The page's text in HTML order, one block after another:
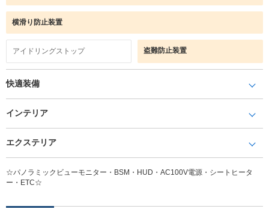
横滑り防止装置
アイドリングストップ 盗難防止装置
快適装備
インテリア
エクステリア
☆パノラミックビューモニター・BSM・HUD・AC100V電源・シートヒータ
ー・ETC☆